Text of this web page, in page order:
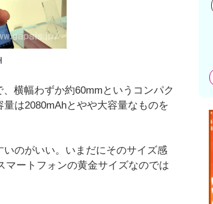
横幅わずか約60mmというコンパク
は2080mAhとやや大容量なものを
のがいい。いまだにそのサイズ感
マートフォンの黄金サイズなのでは